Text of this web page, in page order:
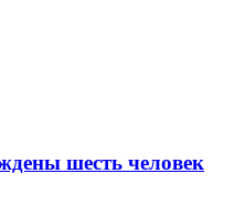
шесть человек